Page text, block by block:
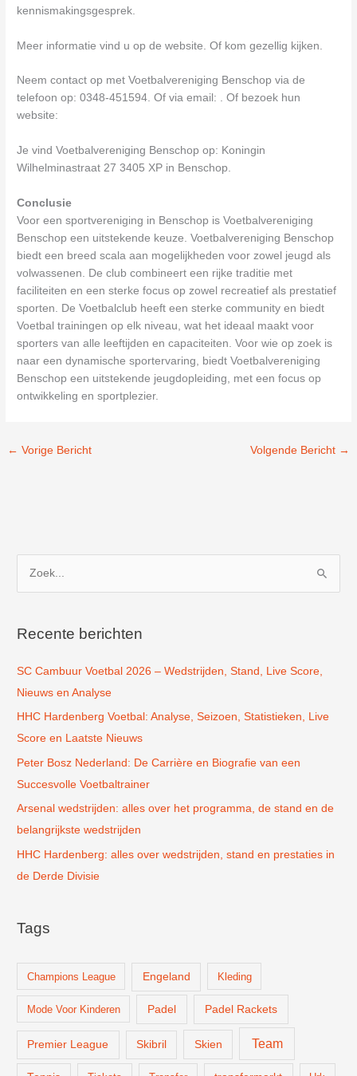
kennismakingsgesprek.
Meer informatie vind u op de website. Of kom gezellig kijken.
Neem contact op met Voetbalvereniging Benschop via de
telefoon op: 0348-451594. Of via email: . Of bezoek hun
website:
Je vind Voetbalvereniging Benschop op: Koningin
Wilhelminastraat 27 3405 XP in Benschop.
Conclusie
Voor een sportvereniging in Benschop is Voetbalvereniging
Benschop een uitstekende keuze. Voetbalvereniging Benschop
biedt een breed scala aan mogelijkheden voor zowel jeugd als
volwassenen. De club combineert een rijke traditie met
faciliteiten en een sterke focus op zowel recreatief als prestatief
sporten. De Voetbalclub heeft een sterke community en biedt
Voetbal trainingen op elk niveau, wat het ideaal maakt voor
sporters van alle leeftijden en capaciteiten. Voor wie op zoek is
naar een dynamische sportervaring, biedt Voetbalvereniging
Benschop een uitstekende jeugdopleiding, met een focus op
ontwikkeling en sportplezier.
← Vorige Bericht Volgende Bericht →
k
a
a
r
:
Recente berichten
SC Cambuur Voetbal 2026 – Wedstrijden, Stand, Live Score,
Nieuws en Analyse
HHC Hardenberg Voetbal: Analyse, Seizoen, Statistieken, Live
Score en Laatste Nieuws
Peter Bosz Nederland: De Carrière en Biografie van een
Succesvolle Voetbaltrainer
Arsenal wedstrijden: alles over het programma, de stand en de
belangrijkste wedstrijden
HHC Hardenberg: alles over wedstrijden, stand en prestaties in
de Derde Divisie
Tags
Champions League Engeland Kleding
Mode Voor Kinderen Padel Padel Rackets
Premier League Skibril Skien Team